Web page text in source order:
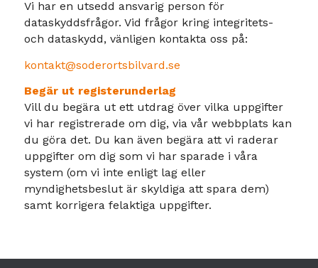
Vi har en utsedd ansvarig person för
dataskyddsfrågor. Vid frågor kring integritets-
och dataskydd, vänligen kontakta oss på:
kontakt@soderortsbilvard.se
Begär ut registerunderlag
Vill du begära ut ett utdrag över vilka uppgifter
vi har registrerade om dig, via vår webbplats kan
du göra det. Du kan även begära att vi raderar
uppgifter om dig som vi har sparade i våra
system (om vi inte enligt lag eller
myndighetsbeslut är skyldiga att spara dem)
samt korrigera felaktiga uppgifter.